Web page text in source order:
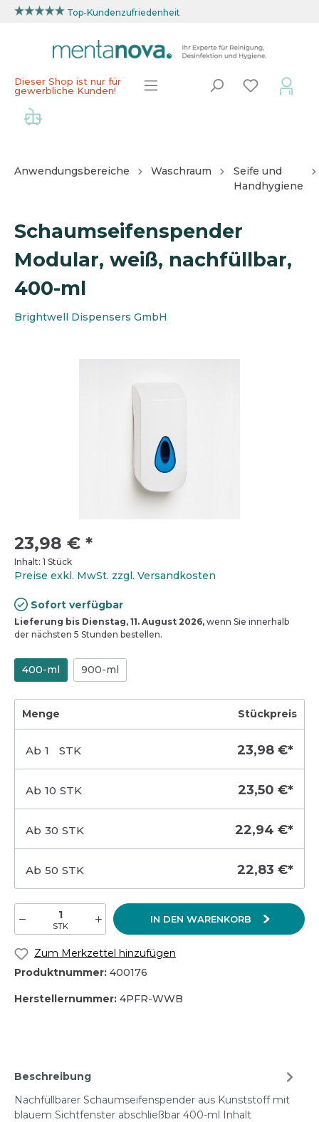
Top-Kundenzufriedenheit
Dieser Shop ist nur für
gewerbliche Kunden!
Anwendungsbereiche Waschraum
Seife und
Handhygiene
Schaumseifenspender
Modular, weiß, nachfüllbar,
400-ml
Brightwell Dispensers GmbH
23,98 € *
Inhalt: 1 Stück
Preise exkl. MwSt. zzgl. Versandkosten
Sofort verfügbar
Lieferung bis Dienstag, 11. August 2026, wenn Sie innerhalb
der nächsten 5 Stunden bestellen.
400-ml 900-ml
Menge Stückpreis
Ab 1 STK 23,98 €*
Ab 10 STK 23,50 €*
Ab 30 STK 22,94 €*
Ab 50 STK 22,83 €*
STK
IN DEN WARENKORB
Zum Merkzettel hinzufügen
Produktnummer: 400176
Herstellernummer: 4PFR-WWB
Beschreibung
Nachfüllbarer Schaumseifenspender aus Kunststoff mit
blauem Sichtfenster abschließbar 400-ml Inhalt